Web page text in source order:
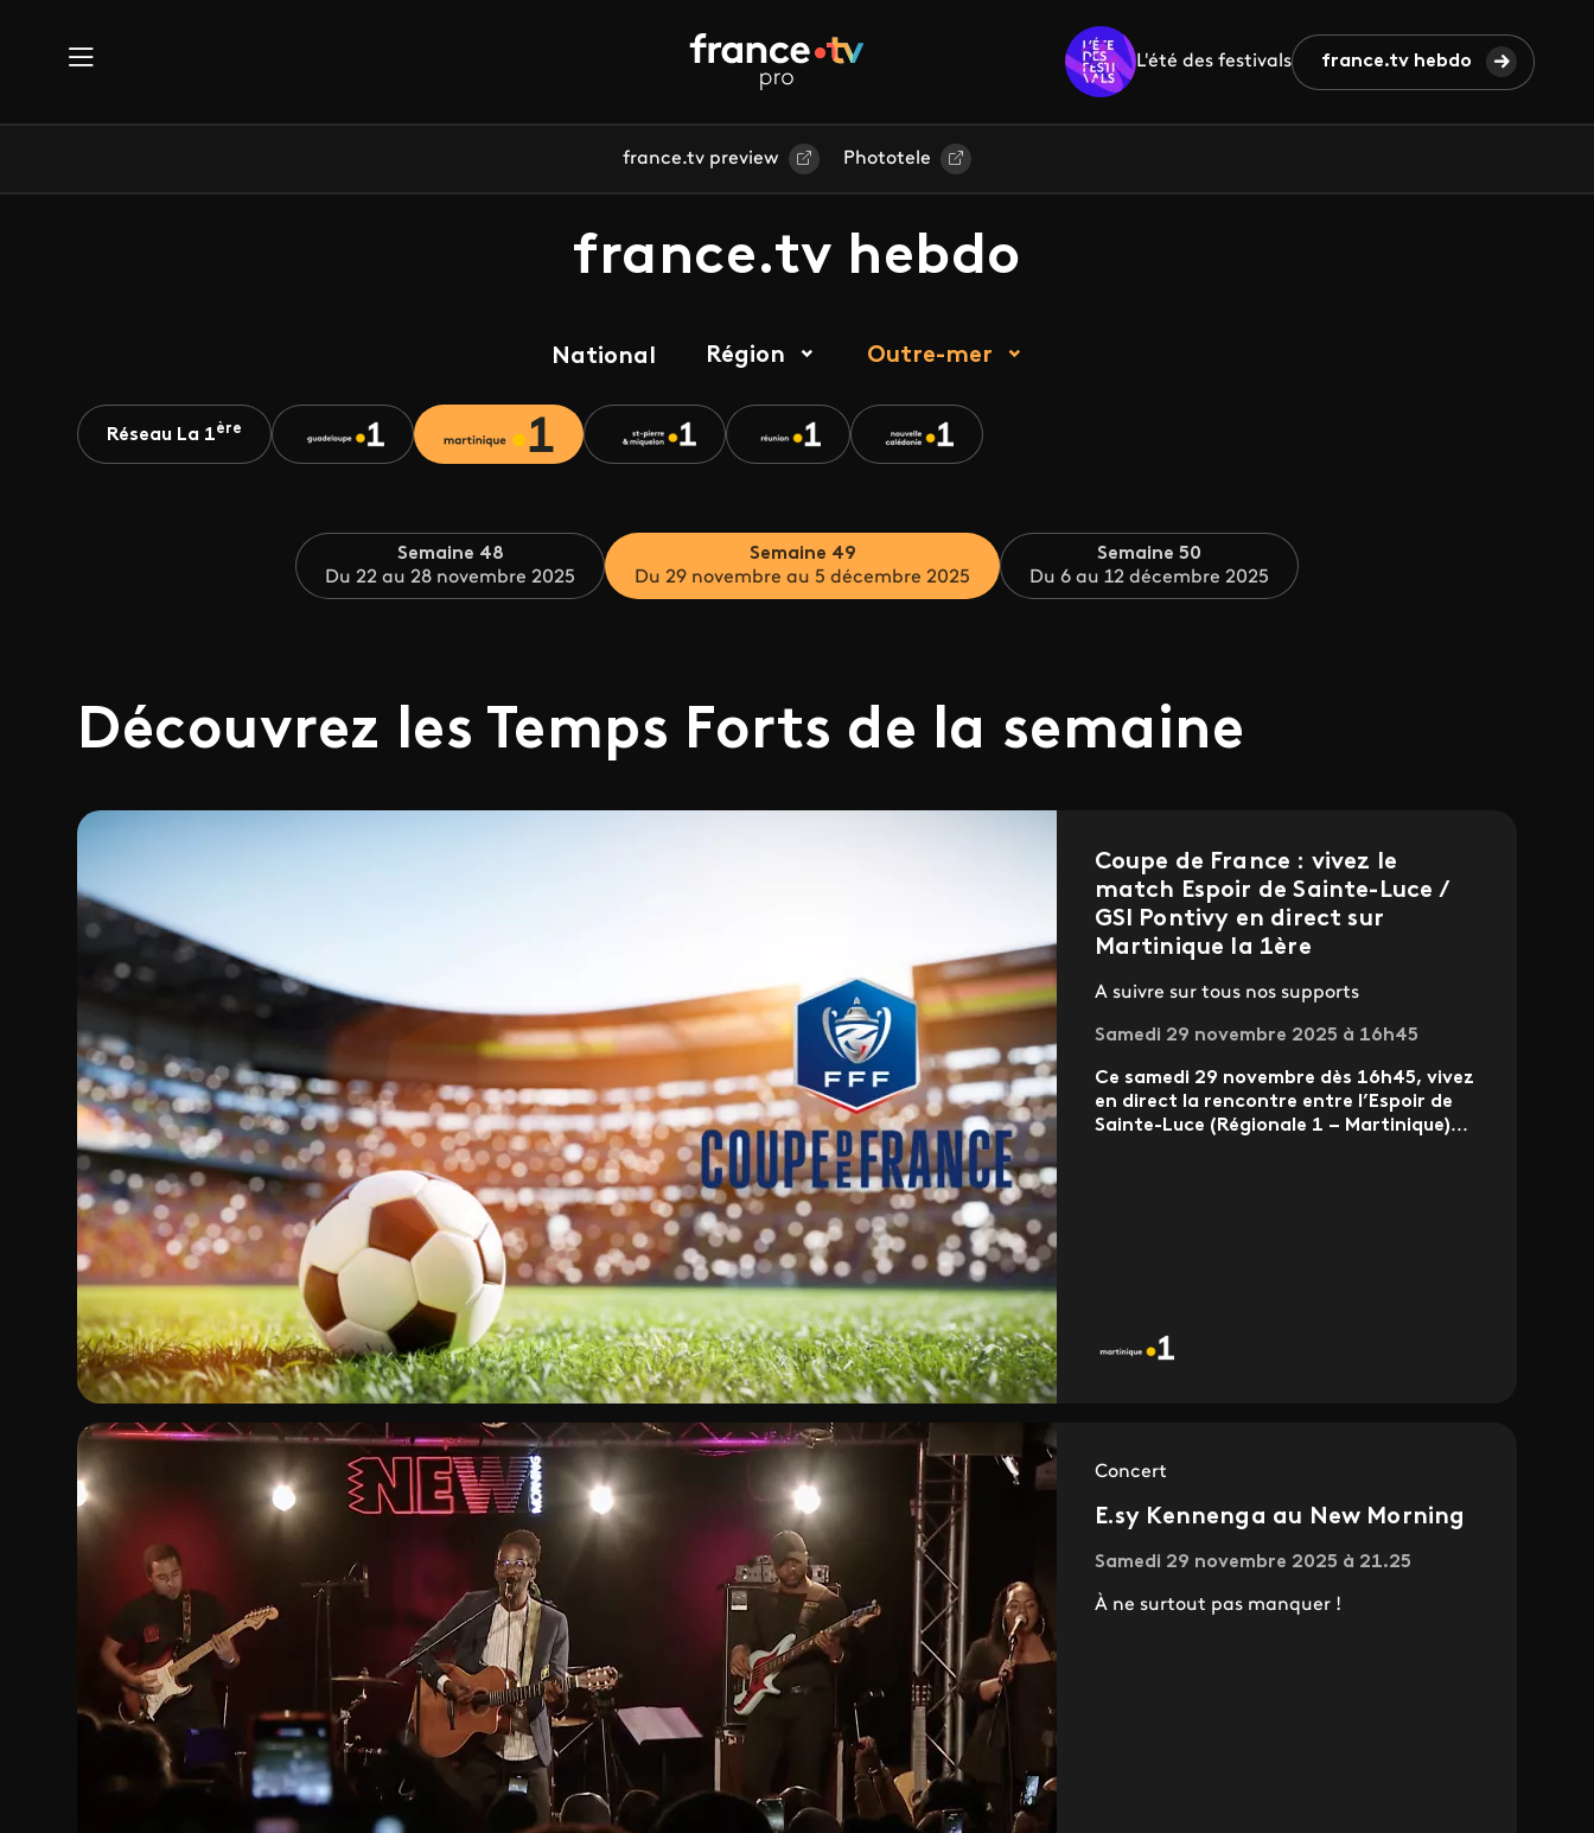
L'été des festivals france.tv hebdo
france.tv preview Phototele
france.tv hebdo
National Région Outre-mer
Réseau La 1ère
Semaine 48
Du 22 au 28 novembre 2025
Semaine 49
Du 29 novembre au 5 décembre 2025
Semaine 50
Du 6 au 12 décembre 2025
Découvrez les Temps Forts de la semaine
Coupe de France : vivez le
match Espoir de Sainte-Luce /
GSI Pontivy en direct sur
Martinique la 1ère
A suivre sur tous nos supports
Samedi 29 novembre 2025 à 16h45
Ce samedi 29 novembre dès 16h45, vivez
en direct la rencontre entre l’Espoir de
Sainte-Luce (Régionale 1 – Martinique)...
Concert
E.sy Kennenga au New Morning
Samedi 29 novembre 2025 à 21.25
À ne surtout pas manquer !